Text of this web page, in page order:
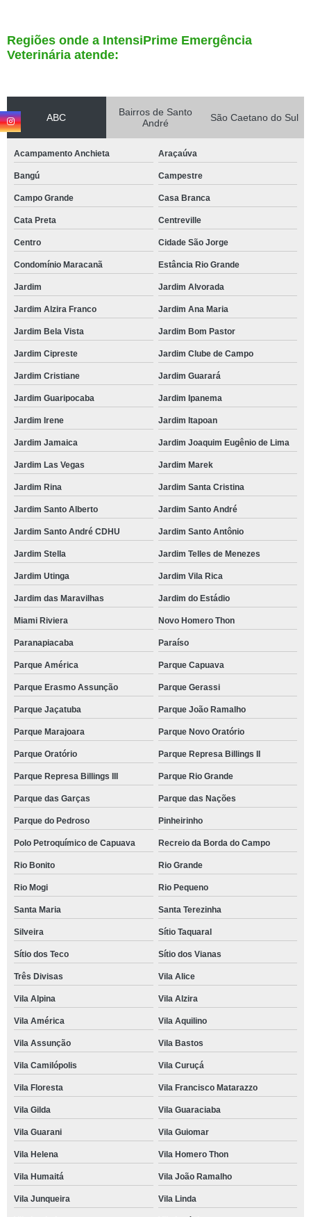
Regiões onde a IntensiPrime Emergência
Veterinária atende:
ABC
Bairros de Santo
André
São Caetano do Sul
Acampamento Anchieta Araçaúva
Bangú Campestre
Campo Grande Casa Branca
Cata Preta Centreville
Centro Cidade São Jorge
Condomínio Maracanã Estância Rio Grande
Jardim Jardim Alvorada
Jardim Alzira Franco Jardim Ana Maria
Jardim Bela Vista Jardim Bom Pastor
Jardim Cipreste Jardim Clube de Campo
Jardim Cristiane Jardim Guarará
Jardim Guaripocaba Jardim Ipanema
Jardim Irene Jardim Itapoan
Jardim Jamaica Jardim Joaquim Eugênio de Lima
Jardim Las Vegas Jardim Marek
Jardim Rina Jardim Santa Cristina
Jardim Santo Alberto Jardim Santo André
Jardim Santo André CDHU Jardim Santo Antônio
Jardim Stella Jardim Telles de Menezes
Jardim Utinga Jardim Vila Rica
Jardim das Maravilhas Jardim do Estádio
Miami Riviera Novo Homero Thon
Paranapiacaba Paraíso
Parque América Parque Capuava
Parque Erasmo Assunção Parque Gerassi
Parque Jaçatuba Parque João Ramalho
Parque Marajoara Parque Novo Oratório
Parque Oratório Parque Represa Billings II
Parque Represa Billings III Parque Rio Grande
Parque das Garças Parque das Nações
Parque do Pedroso Pinheirinho
Polo Petroquímico de Capuava Recreio da Borda do Campo
Rio Bonito Rio Grande
Rio Mogi Rio Pequeno
Santa Maria Santa Terezinha
Silveira Sítio Taquaral
Sítio dos Teco Sítio dos Vianas
Três Divisas Vila Alice
Vila Alpina Vila Alzira
Vila América Vila Aquilino
Vila Assunção Vila Bastos
Vila Camilópolis Vila Curuçá
Vila Floresta Vila Francisco Matarazzo
Vila Gilda Vila Guaraciaba
Vila Guarani Vila Guiomar
Vila Helena Vila Homero Thon
Vila Humaitá Vila João Ramalho
Vila Junqueira Vila Linda